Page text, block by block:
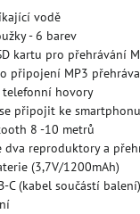
vodě
- 6 barev
kartu pro přehrávání
připojení MP3
telefonní hovory
připojit ke
8 -10 metrů
dva reproduktory a
(3,7V/1200mAh)
C (kabel součástí balení)